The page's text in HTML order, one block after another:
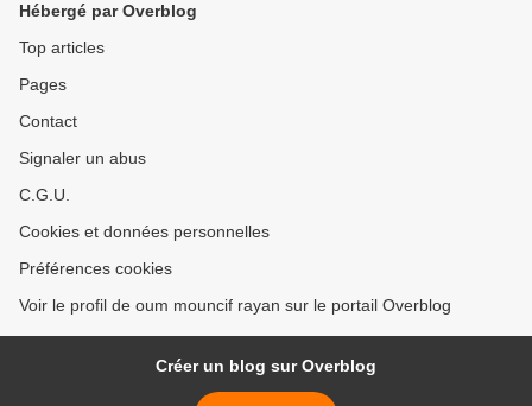
Hébergé par Overblog
Top articles
Pages
Contact
Signaler un abus
C.G.U.
Cookies et données personnelles
Préférences cookies
Voir le profil de oum mouncif rayan sur le portail Overblog
Créer un blog sur Overblog